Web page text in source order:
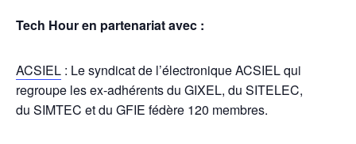
Tech Hour en partenariat avec :
ACSIEL : Le syndicat de l’électronique ACSIEL qui
regroupe les ex-adhérents du GIXEL, du SITELEC,
du SIMTEC et du GFIE fédère 120 membres.